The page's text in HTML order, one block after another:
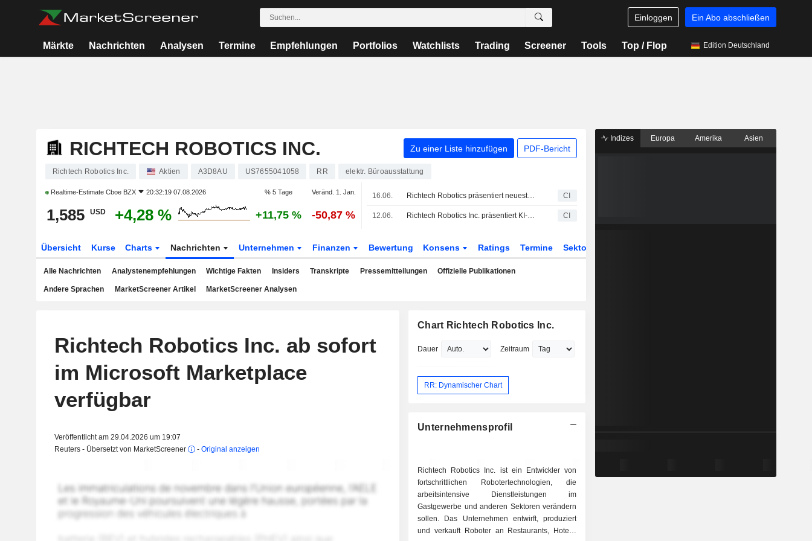
Einloggen Ein Abo abschließen
Märkte Nachrichten Analysen Termine Empfehlungen Portfolios Watchlists Trading Screener Tools Top / Flop Edition Deutschland
RICHTECH ROBOTICS INC. Zu einer Liste hinzufügen PDF-Bericht
Richtech Robotics Inc. Aktien A3D8AU US7655041058 RR elektr. Büroausstattung
Realtime-Estimate Cboe BZX 20:32:19 07.08.2026 % 5 Tage Veränd. 1. Jan.
1,585 USD +4,28 % +11,75 % -50,87 %
16.06. Richtech Robotics präsentiert neuesten KI-gesteuerten Hubwagen-Roboter auf der Automate 2026 in Chicago CI
12.06. Richtech Robotics Inc. präsentiert KI-gesteuerten Roboter ADAM und Reinigungsroboter DUST-E S auf der HITEC 2026 CI
Übersicht Kurse Charts Nachrichten Unternehmen Finanzen Bewertung Konsens Ratings Termine Sektor
Alle Nachrichten Analystenempfehlungen Wichtige Fakten Insiders Transkripte Pressemitteilungen Offizielle Publikationen
Andere Sprachen MarketScreener Artikel MarketScreener Analysen
Richtech Robotics Inc. ab sofort
im Microsoft Marketplace
verfügbar
Veröffentlicht am 29.04.2026 um 19:07
Reuters - Übersetzt von MarketScreener
- Original anzeigen
Chart Richtech Robotics Inc.
Dauer Zeitraum
RR: Dynamischer Chart
Unternehmensprofil
Richtech Robotics Inc. ist ein Entwickler von
fortschrittlichen Robotertechnologien, die
arbeitsintensive Dienstleistungen im
Gastgewerbe und anderen Sektoren verändern
sollen. Das Unternehmen entwirft, produziert
und verkauft Roboter an Restaurants, Hotels,
Indizes Europa Amerika Asien